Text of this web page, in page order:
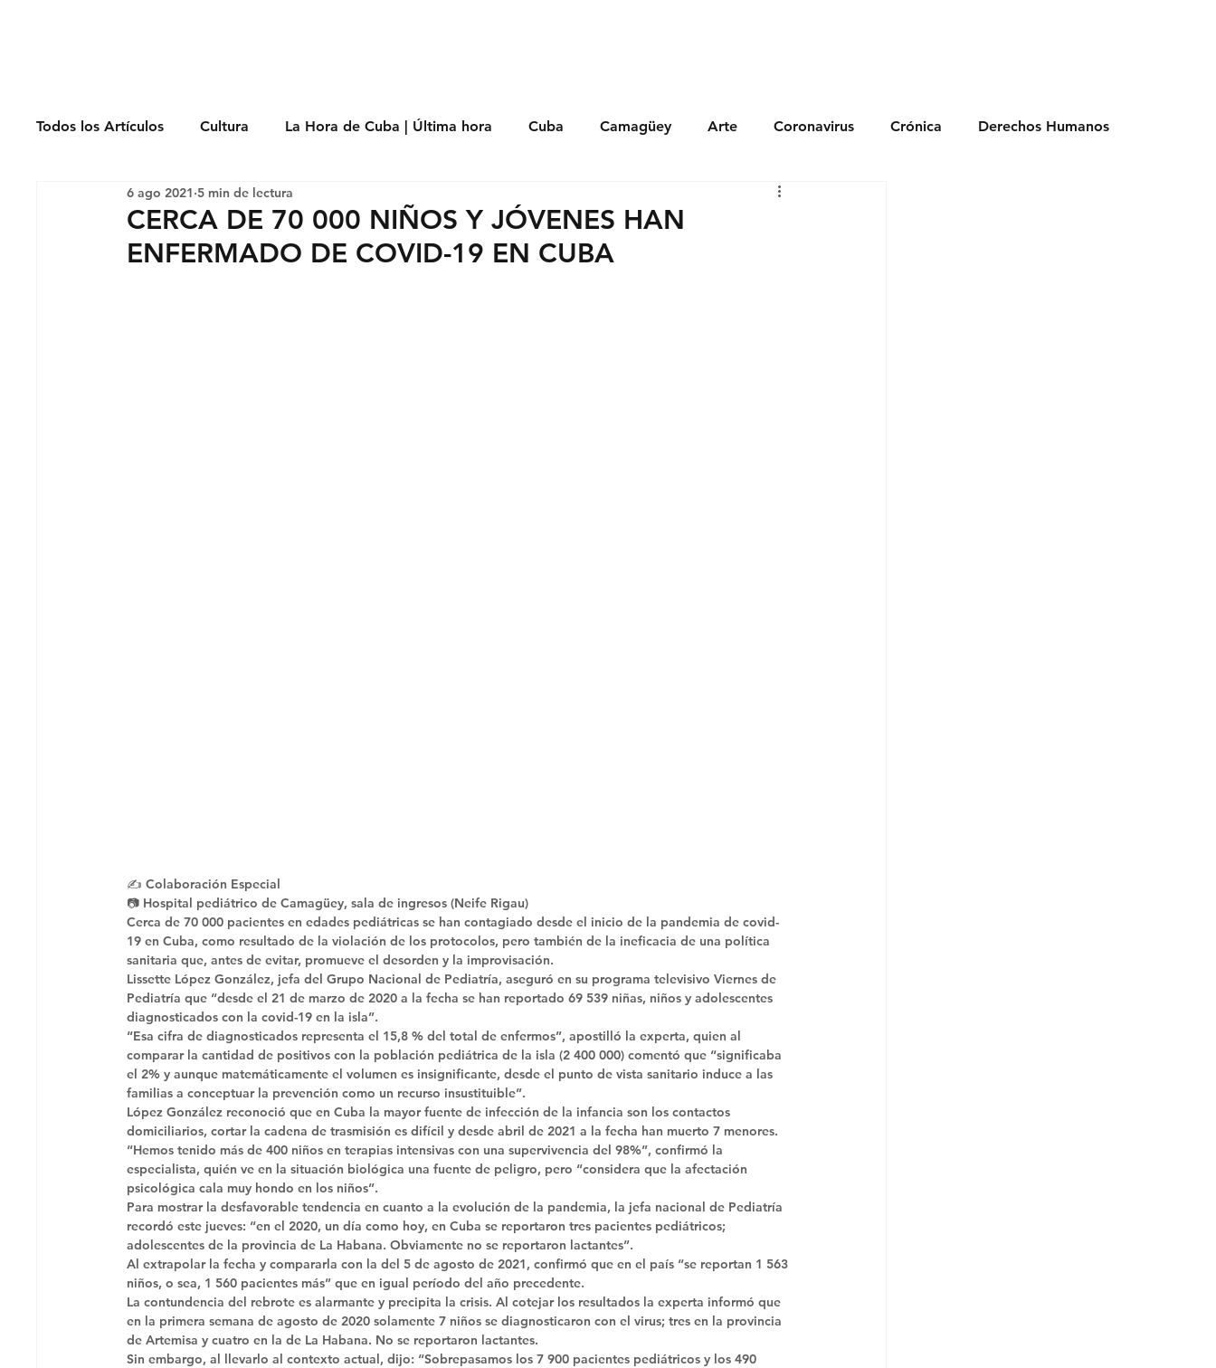
Todos los Artículos Cultura La Hora de Cuba | Última hora Cuba Camagüey Arte Coronavirus Crónica Derechos Humanos
Economía Feminicidio Entrevistas
CERCA DE 70 000 NIÑOS Y JÓVENES HAN
ENFERMADO DE COVID-19 EN CUBA
6 ago 2021 5 min de lectura
✍ Colaboración Especial
📷 Hospital pediátrico de Camagüey, sala de ingresos (Neife Rigau)
Cerca de 70 000 pacientes en edades pediátricas se han contagiado desde el inicio de la pandemia de covid-
19 en Cuba, como resultado de la violación de los protocolos, pero también de la ineficacia de una política
sanitaria que, antes de evitar, promueve el desorden y la improvisación.
Lissette López González, jefa del Grupo Nacional de Pediatría, aseguró en su programa televisivo Viernes de
Pediatría que “desde el 21 de marzo de 2020 a la fecha se han reportado 69 539 niñas, niños y adolescentes
diagnosticados con la covid-19 en la isla”.
“Esa cifra de diagnosticados representa el 15,8 % del total de enfermos”, apostilló la experta, quien al
comparar la cantidad de positivos con la población pediátrica de la isla (2 400 000) comentó que “significaba
el 2% y aunque matemáticamente el volumen es insignificante, desde el punto de vista sanitario induce a las
familias a conceptuar la prevención como un recurso insustituible”.
López González reconoció que en Cuba la mayor fuente de infección de la infancia son los contactos
domiciliarios, cortar la cadena de trasmisión es difícil y desde abril de 2021 a la fecha han muerto 7 menores.
“Hemos tenido más de 400 niños en terapias intensivas con una supervivencia del 98%”, confirmó la
especialista, quién ve en la situación biológica una fuente de peligro, pero “considera que la afectación
psicológica cala muy hondo en los niños”.
Para mostrar la desfavorable tendencia en cuanto a la evolución de la pandemia, la jefa nacional de Pediatría
recordó este jueves: “en el 2020, un día como hoy, en Cuba se reportaron tres pacientes pediátricos;
adolescentes de la provincia de La Habana. Obviamente no se reportaron lactantes”.
Al extrapolar la fecha y compararla con la del 5 de agosto de 2021, confirmó que en el país “se reportan 1 563
niños, o sea, 1 560 pacientes más” que en igual período del año precedente.
La contundencia del rebrote es alarmante y precipita la crisis. Al cotejar los resultados la experta informó que
en la primera semana de agosto de 2020 solamente 7 niños se diagnosticaron con el virus; tres en la provincia
de Artemisa y cuatro en la de La Habana. No se reportaron lactantes.
Sin embargo, al llevarlo al contexto actual, dijo: “Sobrepasamos los 7 900 pacientes pediátricos y los 490